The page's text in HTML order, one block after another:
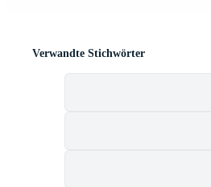
Verwandte Stichwörter